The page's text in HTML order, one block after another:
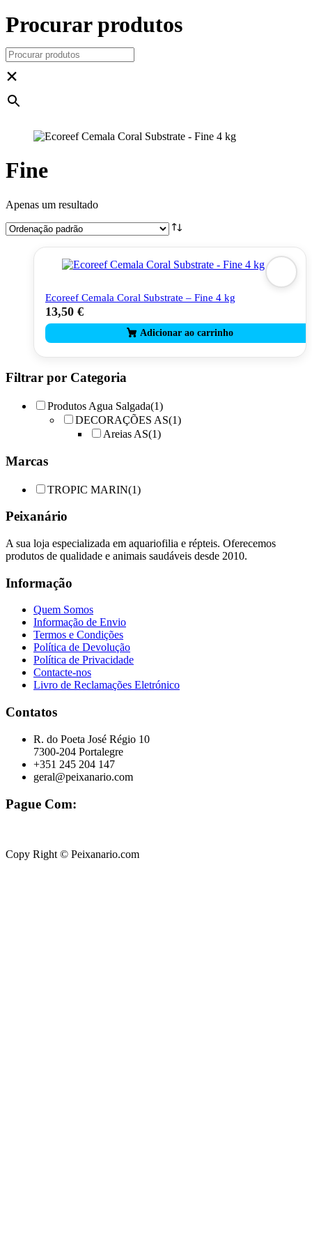
Procurar produtos
×
Fine
Apenas um resultado
Ecoreef Cemala Coral Substrate – Fine 4 kg
13,50 €
Filtrar por Categoria
Produtos Agua Salgada(1)
DECORAÇÕES AS(1)
Areias AS(1)
Marcas
TROPIC MARIN(1)
Peixanário
A sua loja especializada em aquariofilia e répteis. Oferecemos
produtos de qualidade e animais saudáveis desde 2010.
Informação
Quem Somos
Informação de Envio
Termos e Condições
Política de Devolução
Política de Privacidade
Contacte-nos
Livro de Reclamações Eletrónico
Contatos
R. do Poeta José Régio 10
7300-204 Portalegre
+351 245 204 147
geral@peixanario.com
Pague Com:
Copy Right © Peixanario.com